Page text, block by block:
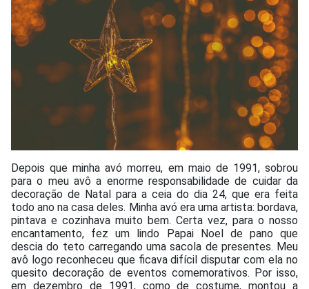
Depois que minha avó morreu, em maio de 1991, sobrou
para o meu avô a enorme responsabilidade de cuidar da
decoração de Natal para a ceia do dia 24, que era feita
todo ano na casa deles. Minha avó era uma artista: bordava,
pintava e cozinhava muito bem. Certa vez, para o nosso
encantamento, fez um lindo Papai Noel de pano que
descia do teto carregando uma sacola de presentes. Meu
avô logo reconheceu que ficava difícil disputar com ela no
quesito decoração de eventos comemorativos. Por isso,
em dezembro de 1991, como de costume, montou a